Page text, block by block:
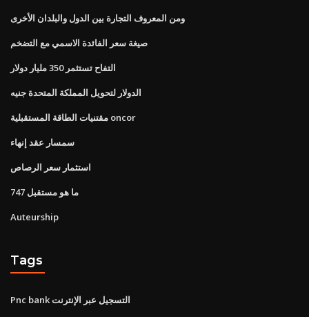
ومن المعروف التجارة بين الدول والبلدان الأخرى
صيغة سعر الفائدة الاسمي مع التضخم
التفاح تستثمر 350 مليار دولار
الدولار لتحويل المملكة المتحدة جنيه
مقتنيات الطاقة المستقبلية oncor
سمسار عقد إنهاء
استثمار سعر الرصاص
ما هو مستقبل 747
Auteurship
Tags
Pnc bank التسجيل عبر الإنترنت